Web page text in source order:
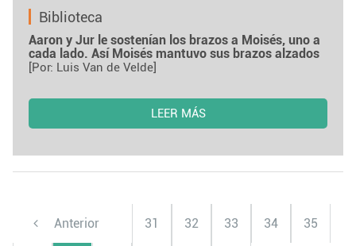
Biblioteca
Aaron y Jur le sostenían los brazos a Moisés, uno a
cada lado. Así Moisés mantuvo sus brazos alzados
[Por: Luis Van de Velde]
LEER MÁS
Anterior 31 32 33 34 35